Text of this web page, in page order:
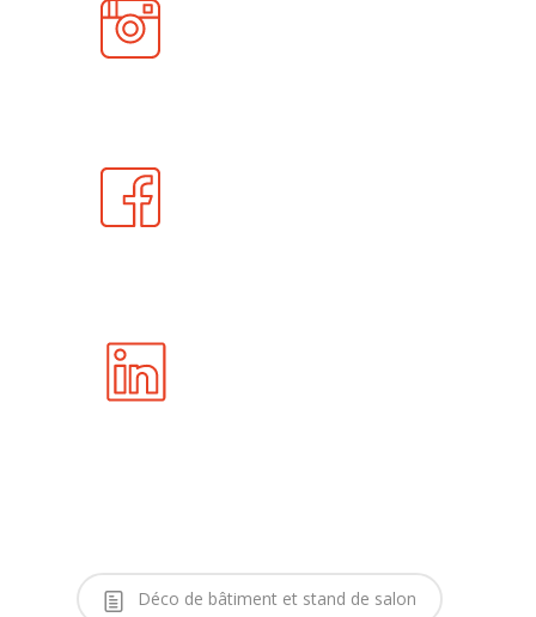
Déco de bâtiment et stand de salon